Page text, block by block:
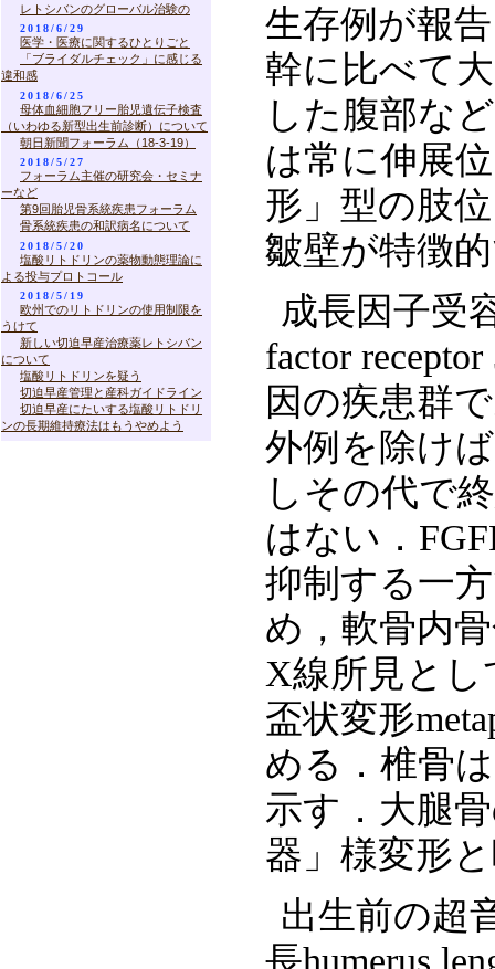
生存例が報
幹に比べて
した腹部な
は常に伸展
形」型の肢
皺壁が特徴
成長因子受
factor
因の疾患群
外例を除け
しその代で
はない．
抑制する一
め，軟骨内
X線所見とし
盃状変形
める．椎骨
示す．大腿
器」様変形
出生前の超
長humerus
レトシバンのグローバル治験の
2018/6/29
医学・医療に関するひとりごと
「ブライダルチェック」に感じる
違和感
2018/6/25
母体血細胞フリー胎児遺伝子検査
（いわゆる新型出生前診断）について
朝日新聞フォーラム（18-3-19）
2018/5/27
フォーラム主催の研究会・セミナ
ーなど
第9回胎児骨系統疾患フォーラム
骨系統疾患の和訳病名について
2018/5/20
塩酸リトドリンの薬物動態理論に
よる投与プロトコール
2018/5/19
欧州でのリトドリンの使用制限を
うけて
新しい切迫早産治療薬レトシバン
について
塩酸リトドリンを疑う
切迫早産管理と産科ガイドライン
切迫早産にたいする塩酸リトドリ
ンの長期維持療法はもうやめよう